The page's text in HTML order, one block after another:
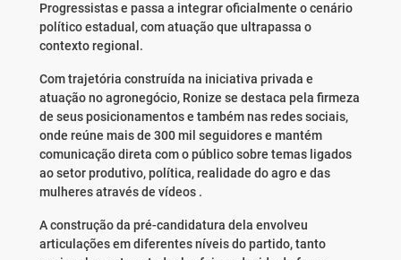
Progressistas e passa a integrar oficialmente o cenário
político estadual, com atuação que ultrapassa o
contexto regional.
Com trajetória construída na iniciativa privada e
atuação no agronegócio, Ronize se destaca pela firmeza
de seus posicionamentos e também nas redes sociais,
onde reúne mais de 300 mil seguidores e mantém
comunicação direta com o público sobre temas ligados
ao setor produtivo, política, realidade do agro e das
mulheres através de vídeos .
A construção da pré-candidatura dela envolveu
articulações em diferentes níveis do partido, tanto